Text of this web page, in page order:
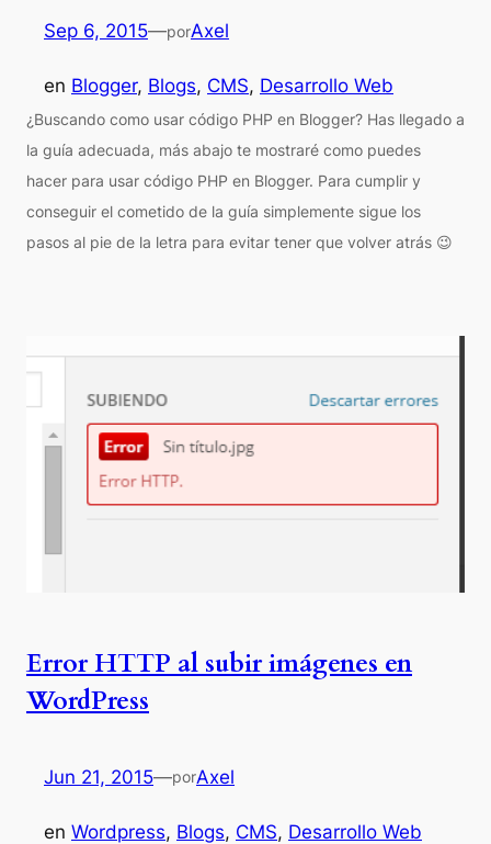
Sep 6, 2015—porAxel
en Blogger, Blogs, CMS, Desarrollo Web
¿Buscando como usar código PHP en Blogger? Has llegado a
la guía adecuada, más abajo te mostraré como puedes
hacer para usar código PHP en Blogger. Para cumplir y
conseguir el cometido de la guía simplemente sigue los
pasos al pie de la letra para evitar tener que volver atrás 😉
Error HTTP al subir imágenes en
WordPress
Jun 21, 2015—porAxel
en Wordpress, Blogs, CMS, Desarrollo Web